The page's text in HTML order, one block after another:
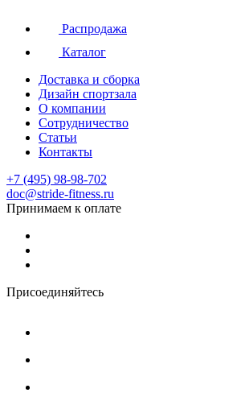
Распродажа
Каталог
Доставка и сборка
Дизайн спортзала
О компании
Сотрудничество
Статьи
Контакты
+7 (495) 98-98-702
doc@stride-fitness.ru
Принимаем к оплате
Присоединяйтесь